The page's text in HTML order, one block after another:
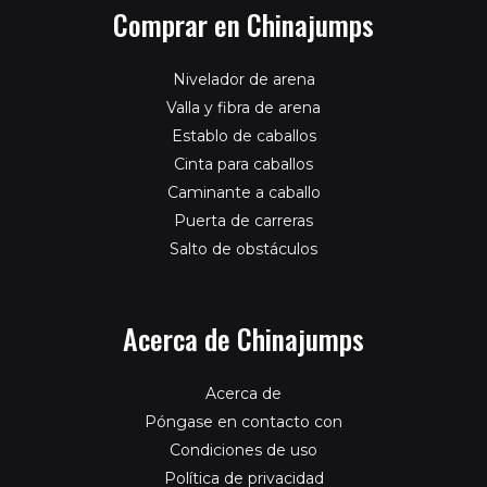
Comprar en Chinajumps
Nivelador de arena
Valla y fibra de arena
Establo de caballos
Cinta para caballos
Caminante a caballo
Puerta de carreras
Salto de obstáculos
Acerca de Chinajumps
Acerca de
Póngase en contacto con
Condiciones de uso
Política de privacidad